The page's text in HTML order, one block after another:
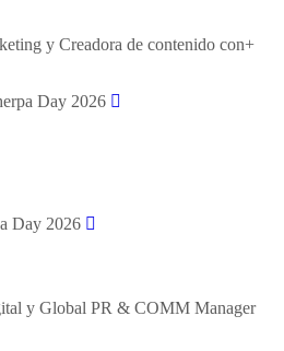
y Creadora de contenido con+
y Global PR & COMM Manager